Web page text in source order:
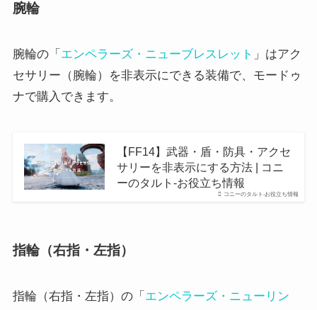
腕輪
腕輪の「 エンペラーズ・ニューブレスレット 」はアク
セサリー（腕輪）を非表示にできる装備で、モードゥ
ナで購入できます。
コニーのタルト-お役立ち情報
【FF14】武器・盾・防具・アクセ
サリーを非表示にする方法 | コニ
ーのタルト-お役立ち情報
指輪（右指・左指）
指輪（右指・左指）の「 エンペラーズ・ニューリン